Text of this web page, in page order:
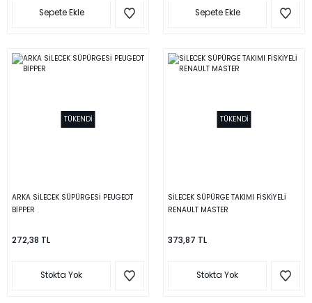
Sepete Ekle Sepete Ekle
TÜKENDİ
ARKA SİLECEK SÜPÜRGESİ PEUGEOT
BİPPER
272,38 TL
Stokta Yok
TÜKENDİ
SİLECEK SÜPÜRGE TAKIMI FİSKİYELİ
RENAULT MASTER
373,87 TL
Stokta Yok